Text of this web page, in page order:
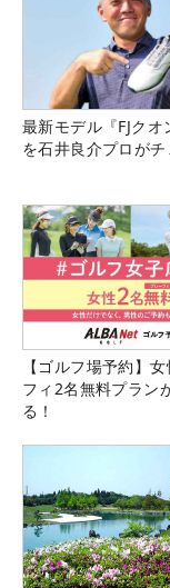
最新モデル『FJクオ
を石井良介プロがチ
【ゴルフ場予約】
フィ2名無料プラン
る！